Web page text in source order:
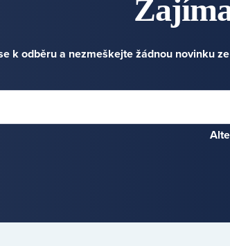
k odběru a nezmeškejte žádnou novinku